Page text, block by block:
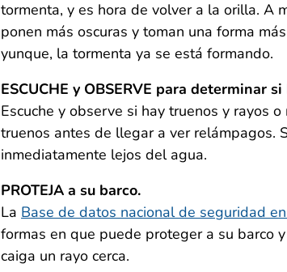
tormenta, y es hora de volver a la orilla. A
ponen más oscuras y toman una forma
yunque, la tormenta ya se está formando.
ESCUCHE y OBSERVE para determinar
Escuche y observe si hay truenos y rayos
truenos antes de llegar a ver relámpagos.
inmediatamente lejos del agua.
PROTEJA a su barco.
La Base de datos nacional de seguridad
formas en que puede proteger a su barco
caiga un rayo cerca.